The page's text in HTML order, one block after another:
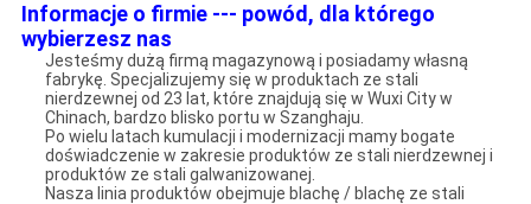
Informacje o firmie --- powód, dla którego
wybierzesz nas
Jesteśmy dużą firmą magazynową i posiadamy własną
fabrykę. Specjalizujemy się w produktach ze stali
nierdzewnej od 23 lat, które znajdują się w Wuxi City w
Chinach, bardzo blisko portu w Szanghaju.
Po wielu latach kumulacji i modernizacji mamy bogate
doświadczenie w zakresie produktów ze stali nierdzewnej i
produktów ze stali galwanizowanej.
Nasza linia produktów obejmuje blachę / blachę ze stali